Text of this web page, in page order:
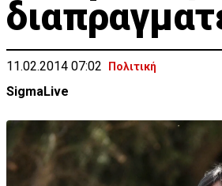
11.02.2014 07:02 Πολιτική
SigmaLive